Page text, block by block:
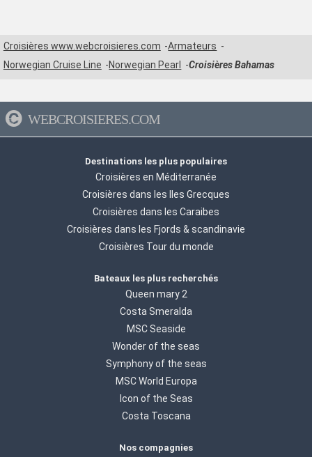
une croisière donc pour moi, y en avait pour tout le monde,
jours de mer
Croisières www.webcroisieres.com
Armateurs
Norwegian Cruise Line
Norwegian Pearl Croisières Bahamas
WEBCROISIERES.COM
Destinations les plus populaires
Croisières en Méditerranée
Croisières dans les Iles Grecques
Croisières dans les Caraibes
Croisières dans les Fjords & scandinavie
Croisières Tour du monde
Bateaux les plus recherchés
Queen mary 2
Costa Smeralda
MSC Seaside
Wonder of the seas
Symphony of the seas
MSC World Europa
Icon of the Seas
Costa Toscana
Nos compagnies